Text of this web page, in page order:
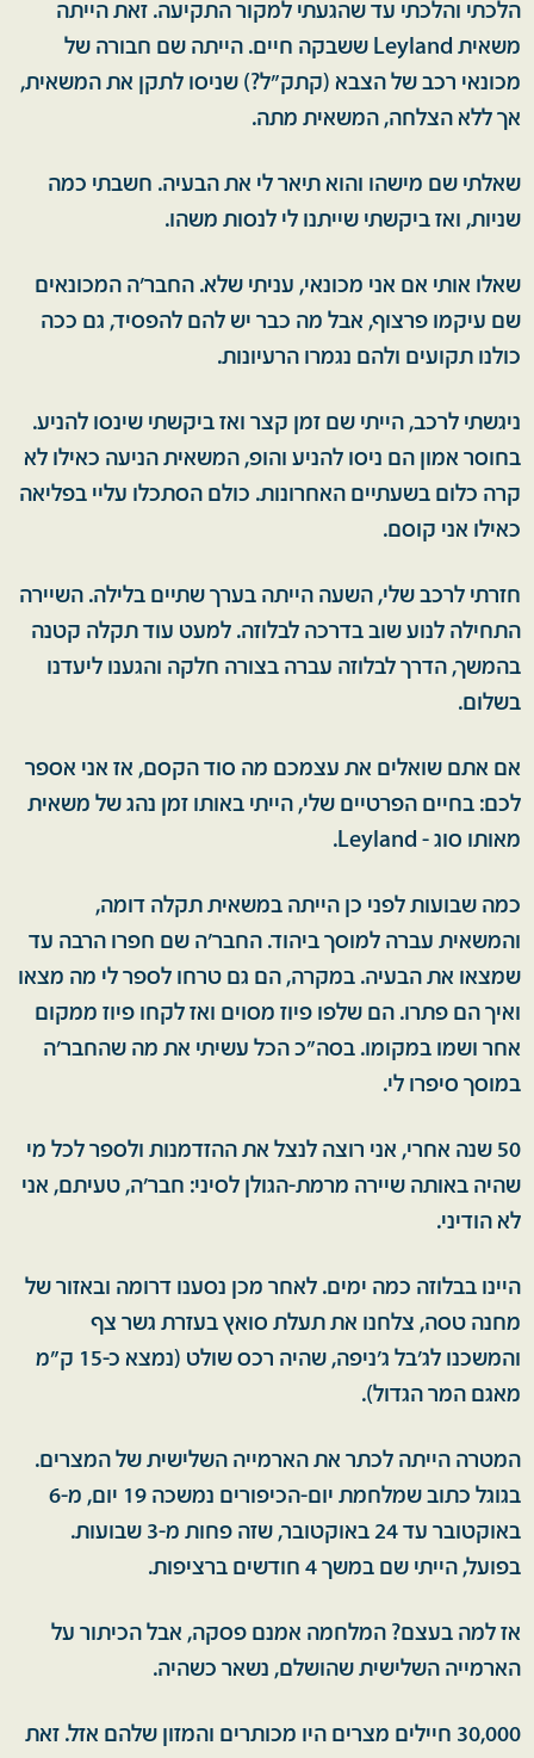
הלכתי והלכתי עד שהגעתי למקור התקיעה. זאת הייתה
משאית Leyland ששבקה חיים. הייתה שם חבורה של
מכונאי רכב של הצבא (קתק"ל?) שניסו לתקן את המשאית,
אך ללא הצלחה, המשאית מתה.
שאלתי שם מישהו והוא תיאר לי את הבעיה. חשבתי כמה
שניות, ואז ביקשתי שייתנו לי לנסות משהו.
שאלו אותי אם אני מכונאי, עניתי שלא. החבר'ה המכונאים
שם עיקמו פרצוף, אבל מה כבר יש להם להפסיד, גם ככה
כולנו תקועים ולהם נגמרו הרעיונות.
ניגשתי לרכב, הייתי שם זמן קצר ואז ביקשתי שינסו להניע.
בחוסר אמון הם ניסו להניע והופ, המשאית הניעה כאילו לא
קרה כלום בשעתיים האחרונות. כולם הסתכלו עליי בפליאה
כאילו אני קוסם.
חזרתי לרכב שלי, השעה הייתה בערך שתיים בלילה. השיירה
התחילה לנוע שוב בדרכה לבלוזה. למעט עוד תקלה קטנה
בהמשך, הדרך לבלוזה עברה בצורה חלקה והגענו ליעדנו
בשלום.
אם אתם שואלים את עצמכם מה סוד הקסם, אז אני אספר
לכם: בחיים הפרטיים שלי, הייתי באותו זמן נהג של משאית
מאותו סוג - Leyland.
כמה שבועות לפני כן הייתה במשאית תקלה דומה,
והמשאית עברה למוסך ביהוד. החבר'ה שם חפרו הרבה עד
שמצאו את הבעיה. במקרה, הם גם טרחו לספר לי מה מצאו
ואיך הם פתרו. הם שלפו פיוז מסוים ואז לקחו פיוז ממקום
אחר ושמו במקומו. בסה"כ הכל עשיתי את מה שהחבר'ה
במוסך סיפרו לי.
50 שנה אחרי, אני רוצה לנצל את ההזדמנות ולספר לכל מי
שהיה באותה שיירה מרמת-הגולן לסיני: חבר'ה, טעיתם, אני
לא הודיני.
היינו בבלוזה כמה ימים. לאחר מכן נסענו דרומה ובאזור של
מחנה טסה, צלחנו את תעלת סואץ בעזרת גשר צף
והמשכנו לג'בל ג'ניפה, שהיה רכס שולט (נמצא כ-15 ק"מ
מאגם המר הגדול).
המטרה הייתה לכתר את הארמייה השלישית של המצרים.
בגוגל כתוב שמלחמת יום-הכיפורים נמשכה 19 יום, מ-6
באוקטובר עד 24 באוקטובר, שזה פחות מ-3 שבועות.
בפועל, הייתי שם במשך 4 חודשים ברציפות.
אז למה בעצם? המלחמה אמנם פסקה, אבל הכיתור על
הארמייה השלישית שהושלם, נשאר כשהיה.
30,000 חיילים מצרים היו מכותרים והמזון שלהם אזל. זאת